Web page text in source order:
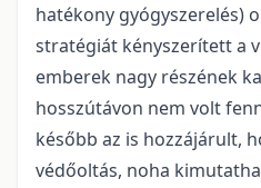
hatékony gyógyszerelés)
stratégiát kényszerített a
emberek nagy részének
hosszútávon nem volt
később az is hozzájárult,
védőoltás, noha